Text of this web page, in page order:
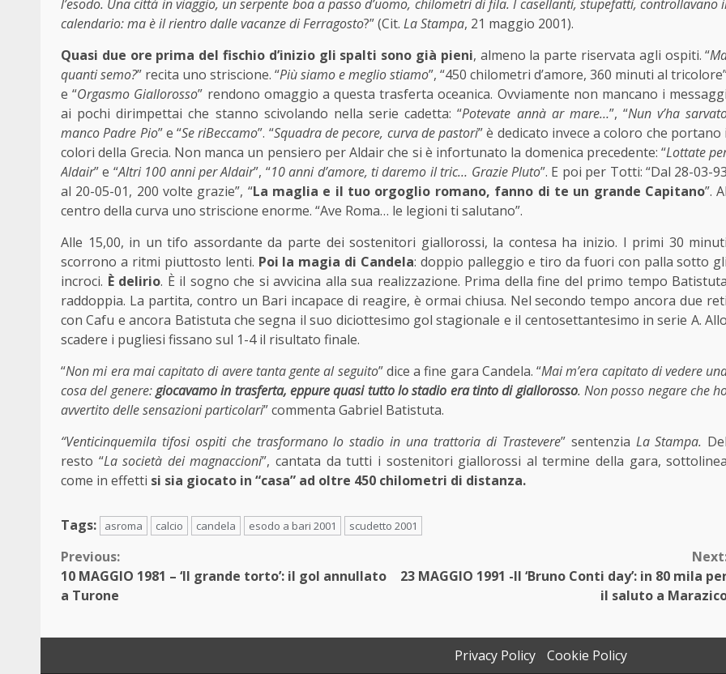
l’esodo. Una città in viaggio, un serpente boa a passo d’uomo, chilometri di fila. I casellanti, stupefatti, controllavano
calendario: ma è il rientro dalle vacanze di Ferragosto?” (Cit. La Stampa, 21 maggio 2001).
Quasi due ore prima del fischio d’inizio gli spalti sono già pieni, almeno la parte riservata agli ospiti. “
quanti semo?” recita uno striscione. “Più siamo e meglio stiamo”, “450 chilometri d’amore, 360 minuti al
e “Orgasmo Giallorosso” rendono omaggio a questa trasferta oceanica. Ovviamente non mancano i messaggi
ai pochi dirimpettai che stanno scivolando nella serie cadetta: “Potevate annà ar mare…”, “Nun v’ha
manco Padre Pio” e “Se riBeccamo”. “Squadra de pecore, curva de pastori” è dedicato invece a coloro che portano i
colori della Grecia. Non manca un pensiero per Aldair che si è infortunato la domenica precedente: “Lottate
Aldair” e “Altri 100 anni per Aldair”, “10 anni d’amore, ti daremo il tric… Grazie Pluto”. E poi per Totti: “Dal 28-03-93
al 20-05-01, 200 volte grazie”, “La maglia e il tuo orgoglio romano, fanno di te un grande Capitano”. Al
centro della curva uno striscione enorme. “Ave Roma… le legioni ti salutano”.
Alle 15,00, in un tifo assordante da parte dei sostenitori giallorossi, la contesa ha inizio. I primi 30 minuti
scorrono a ritmi piuttosto lenti. Poi la magia di Candela: doppio palleggio e tiro da fuori con palla sotto gli
incroci. È delirio. È il sogno che si avvicina alla sua realizzazione. Prima della fine del primo tempo Batistuta
raddoppia. La partita, contro un Bari incapace di reagire, è ormai chiusa. Nel secondo tempo ancora due reti
con Cafu e ancora Batistuta che segna il suo diciottesimo gol stagionale e il centosettantesimo in serie A. Allo
scadere i pugliesi fissano sul 1-4 il risultato finale.
“Non mi era mai capitato di avere tanta gente al seguito” dice a fine gara Candela. “Mai m’era capitato di vedere
cosa del genere:giocavamo in trasferta, eppure quasi tutto lo stadio era tinto di giallorosso. Non posso negare che
avvertito delle sensazioni particolari” commenta Gabriel Batistuta.
“Venticinquemila tifosi ospiti che trasformano lo stadio in una trattoria di Trastevere” sentenzia La Stampa. Del
resto “La società dei magnaccioni”, cantata da tutti i sostenitori giallorossi al termine della gara, sottolinea
come in effetti si sia giocato in “casa” ad oltre 450 chilometri di distanza.
Tags: asroma calcio candela esodo a bari 2001 scudetto 2001
Continue
Reading
Previous:
10 MAGGIO 1981 – ‘Il grande torto’: il gol annullato
a Turone
23 MAGGIO 1991 -Il ‘Bruno Conti day’: in 80 mila
il saluto a
Privacy Policy Cookie Policy